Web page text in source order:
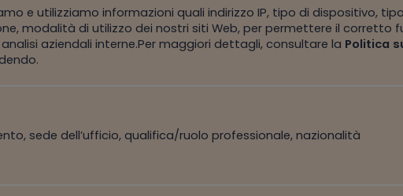
e utilizziamo informazioni quali indirizzo IP, tipo di dispositivo,
modalità di utilizzo dei nostri siti Web, per permettere il corretto
aziendali interne.Per maggiori dettagli, consultare la Politica
sede dell’ufficio, qualifica/ruolo professionale, nazionalità